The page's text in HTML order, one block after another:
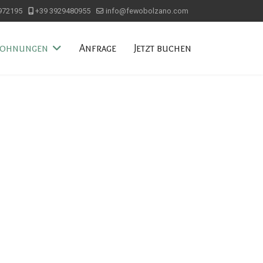
+39 3929480955 info@fewobolzano.com
Anfrage Jetzt buchen